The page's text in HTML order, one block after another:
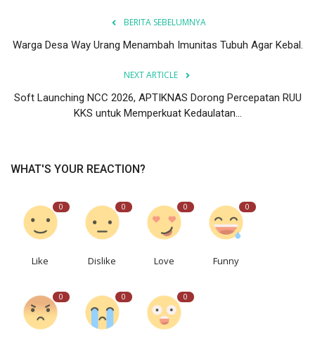
BERITA SEBELUMNYA
Warga Desa Way Urang Menambah Imunitas Tubuh Agar Kebal.
NEXT ARTICLE
Soft Launching NCC 2026, APTIKNAS Dorong Percepatan RUU
KKS untuk Memperkuat Kedaulatan...
WHAT'S YOUR REACTION?
0
Like
0
Dislike
0
Love
0
Funny
0 0 0